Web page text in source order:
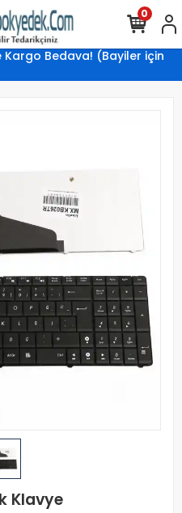
Kargo Bedava! (Bayiler için
0
Klavye